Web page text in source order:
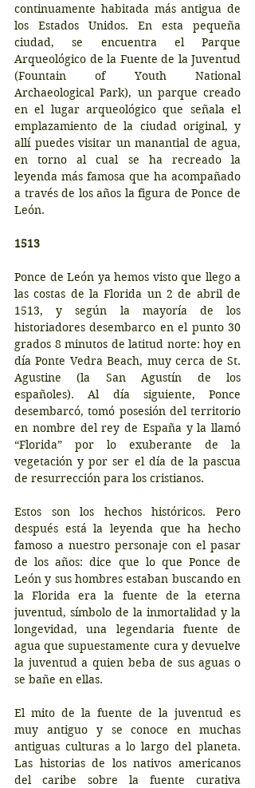
continuamente habitada más antigua de
los Estados Unidos. En esta pequeña
ciudad, se encuentra el Parque
Arqueológico de la Fuente de la Juventud
(Fountain of Youth National
Archaeological Park), un parque creado
en el lugar arqueológico que señala el
emplazamiento de la ciudad original, y
allí puedes visitar un manantial de agua,
en torno al cual se ha recreado la
leyenda más famosa que ha acompañado
a través de los años la figura de Ponce de
León.
1513
Ponce de León ya hemos visto que llego a
las costas de la Florida un 2 de abril de
1513, y según la mayoría de los
historiadores desembarco en el punto 30
grados 8 minutos de latitud norte: hoy en
día Ponte Vedra Beach, muy cerca de St.
Agustine (la San Agustín de los
españoles). Al día siguiente, Ponce
desembarcó, tomó posesión del territorio
en nombre del rey de España y la llamó
“Florida” por lo exuberante de la
vegetación y por ser el día de la pascua
de resurrección para los cristianos.
Estos son los hechos históricos. Pero
después está la leyenda que ha hecho
famoso a nuestro personaje con el pasar
de los años: dice que lo que Ponce de
León y sus hombres estaban buscando en
la Florida era la fuente de la eterna
juventud, símbolo de la inmortalidad y la
longevidad, una legendaria fuente de
agua que supuestamente cura y devuelve
la juventud a quien beba de sus aguas o
se bañe en ellas.
El mito de la fuente de la juventud es
muy antiguo y se conoce en muchas
antiguas culturas a lo largo del planeta.
Las historias de los nativos americanos
del caribe sobre la fuente curativa